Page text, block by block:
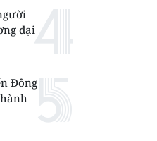
đại
Đông